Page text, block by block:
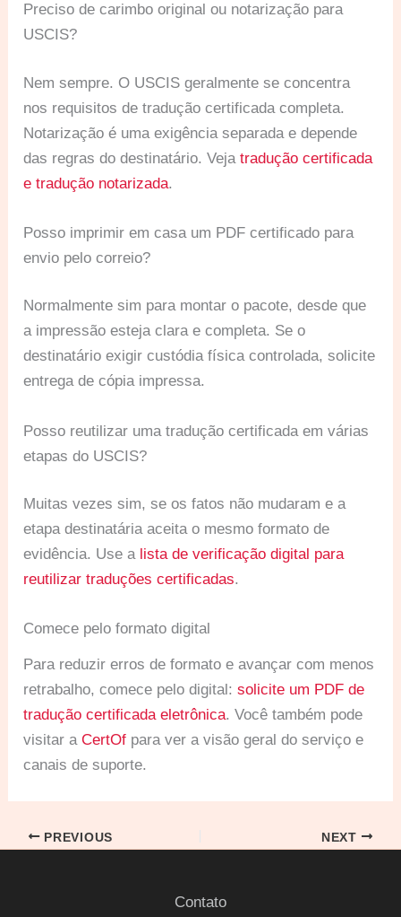
Preciso de carimbo original ou notarização para
USCIS?
Nem sempre. O USCIS geralmente se concentra
nos requisitos de tradução certificada completa.
Notarização é uma exigência separada e depende
das regras do destinatário. Vejatradução certificada
e tradução notarizada.
Posso imprimir em casa um PDF certificado para
envio pelo correio?
Normalmente sim para montar o pacote, desde que
a impressão esteja clara e completa. Se o
destinatário exigir custódia física controlada, solicite
entrega de cópia impressa.
Posso reutilizar uma tradução certificada em várias
etapas do USCIS?
Muitas vezes sim, se os fatos não mudaram e a
etapa destinatária aceita o mesmo formato de
evidência. Use a lista de verificação digital para
reutilizar traduções certificadas.
Comece pelo formato digital
Para reduzir erros de formato e avançar com menos
retrabalho, comece pelo digital:solicite um PDF de
tradução certificada eletrônica. Você também pode
visitar aCertOf para ver a visão geral do serviço e
canais de suporte.
PREVIOUS NEXT
Contato